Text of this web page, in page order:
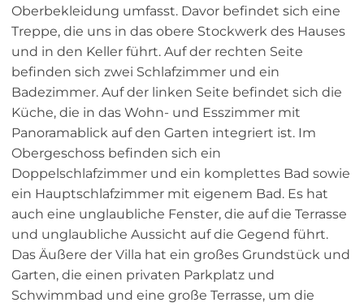
Oberbekleidung umfasst. Davor befindet sich eine
Treppe, die uns in das obere Stockwerk des Hauses
und in den Keller führt. Auf der rechten Seite
befinden sich zwei Schlafzimmer und ein
Badezimmer. Auf der linken Seite befindet sich die
Küche, die in das Wohn- und Esszimmer mit
Panoramablick auf den Garten integriert ist. Im
Obergeschoss befinden sich ein
Doppelschlafzimmer und ein komplettes Bad sowie
ein Hauptschlafzimmer mit eigenem Bad. Es hat
auch eine unglaubliche Fenster, die auf die Terrasse
und unglaubliche Aussicht auf die Gegend führt.
Das Äußere der Villa hat ein großes Grundstück und
Garten, die einen privaten Parkplatz und
Schwimmbad und eine große Terrasse, um die